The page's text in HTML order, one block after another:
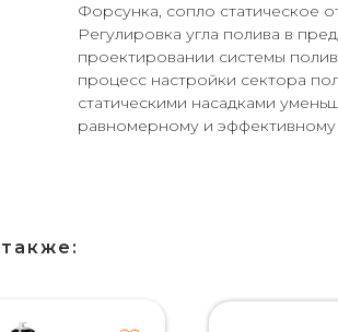
Форсунка, сопло статическое
Регулировка угла полива в
проектировании системы
процесс настройки сектора
статическими насадками
равномерному и эффективному